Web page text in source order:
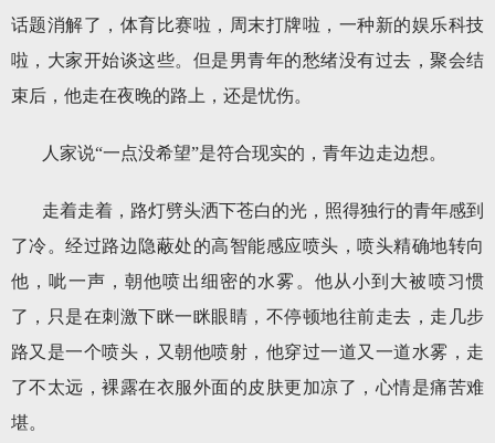
话题消解了，体育比赛啦，周末打牌啦，一种新的娱乐科技
啦，大家开始谈这些。但是男青年的愁绪没有过去，聚会结
束后，他走在夜晚的路上，还是忧伤。
人家说“一点没希望”是符合现实的，青年边走边想。
走着走着，路灯劈头洒下苍白的光，照得独行的青年感到
了冷。经过路边隐蔽处的高智能感应喷头，喷头精确地转向
他，呲一声，朝他喷出细密的水雾。他从小到大被喷习惯
了，只是在刺激下眯一眯眼睛，不停顿地往前走去，走几步
路又是一个喷头，又朝他喷射，他穿过一道又一道水雾，走
了不太远，裸露在衣服外面的皮肤更加凉了，心情是痛苦难
堪。